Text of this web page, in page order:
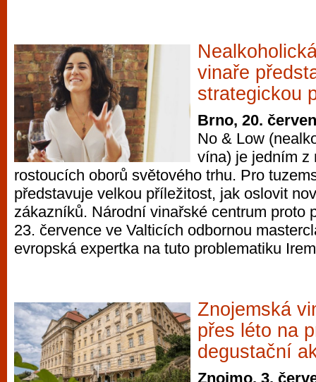
vinaře
strategickou
Brno, 20.
No & Low
vína) je jedním z
rostoucích oborů světového trhu. Pro
představuje velkou příležitost, jak oslovit
zákazníků. Národní vinařské centrum proto
23. července ve Valticích odbornou
evropská expertka na tuto problematiku
Znojemská
přes léto na
degustační
Znojmo, 3.